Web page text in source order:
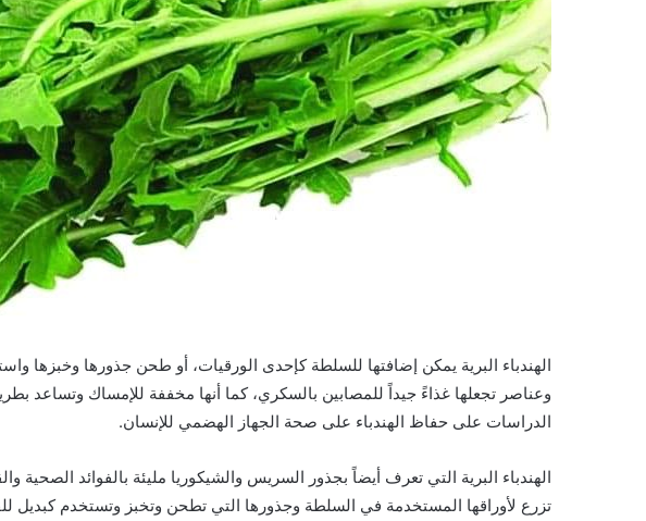
الهندباء البرية يمكن إضافتها للسلطة كإحدى الورقيات، أو طحن جذورها وخبزها
وعناصر تجعلها غذاءً جيداً للمصابين بالسكري، كما أنها مخففة للإمساك وتساعد
الدراسات على حفاظ الهندباء على صحة الجهاز الهضمي للإنسان.
الهندباء البرية التي تعرف أيضاً بجذور السريس والشيكوريا مليئة بالفوائد
تزرع لأوراقها المستخدمة في السلطة وجذورها التي تطحن وتخبز وتستخدم كبديل